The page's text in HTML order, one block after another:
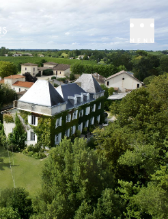
MENU
Couteau
aux favoris